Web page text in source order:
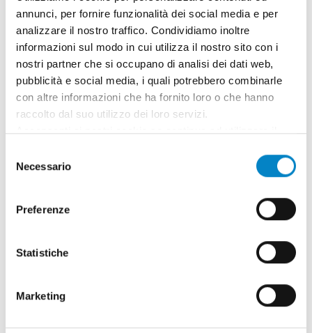
annunci, per fornire funzionalità dei social media e per
analizzare il nostro traffico. Condividiamo inoltre
informazioni sul modo in cui utilizza il nostro sito con i
nostri partner che si occupano di analisi dei dati web,
pubblicità e social media, i quali potrebbero combinarle
con altre informazioni che ha fornito loro o che hanno
raccolto dal suo utilizzo dei loro servizi.
Acconsenti ai nostri cookie se continua ad utilizzare il
delNecessario
Preferenze
Statistiche
Marketing
di € 8.000,00), fino al raggiungimento del
valore complessivo di € 20.000,00.
Tutte le spese devono risultare da fatture
emesse a decorrere dal 1° giugno 2018 e
comunque in data antecedente la
presentazione della domanda di
essere state sostenute a decorrere dal 1°
domanda di partecipazione dall’impresa
L’impresa deve avere provveduto
esclusivamente mediante bonifico bancario